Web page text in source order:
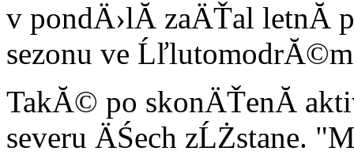
v pondÄ›lĂ­ zaÄŤal letnĂ­
sezonu ve
TakĂ© po skonÄŤenĂ­
severu ÄŚech zĹŻstane.